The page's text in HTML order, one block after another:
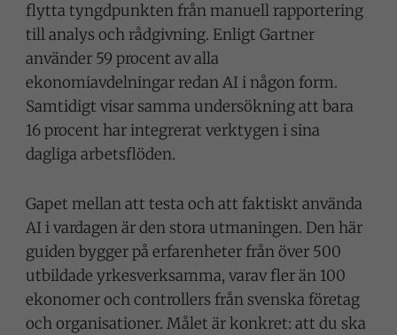
flytta tyngdpunkten från manuell rapportering
till analys och rådgivning. Enligt Gartner
använder 59 procent av alla
ekonomiavdelningar redan AI i någon form.
Samtidigt visar samma undersökning att bara
16 procent har integrerat verktygen i sina
dagliga arbetsflöden.
Gapet mellan att testa och att faktiskt använda
AI i vardagen är den stora utmaningen. Den här
guiden bygger på erfarenheter från över 500
utbildade yrkesverksamma, varav fler än 100
ekonomer och controllers från svenska företag
och organisationer. Målet är konkret: att du ska